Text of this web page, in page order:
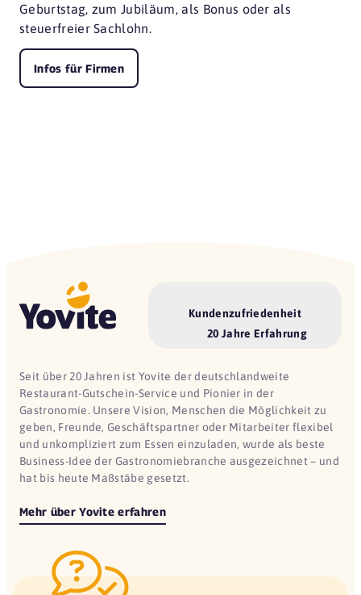
Geburtstag, zum Jubiläum, als Bonus oder als
steuerfreier Sachlohn.
Infos für Firmen
Kundenzufriedenheit
20 Jahre Erfahrung
Seit über 20 Jahren ist Yovite der deutschlandweite
Restaurant-Gutschein-Service und Pionier in der
Gastronomie. Unsere Vision, Menschen die Möglichkeit zu
geben, Freunde, Geschäftspartner oder Mitarbeiter flexibel
und unkompliziert zum Essen einzuladen, wurde als beste
Business-Idee der Gastronomiebranche ausgezeichnet – und
hat bis heute Maßstäbe gesetzt.
Mehr über Yovite erfahren